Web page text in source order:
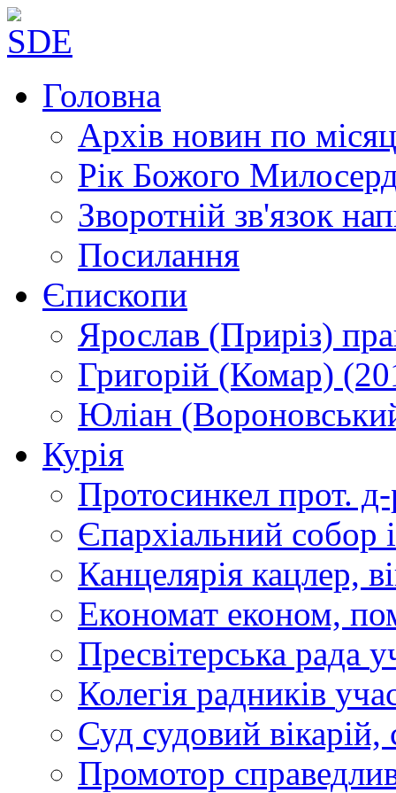
Головна
Архів новин по
Рік Божого
Зворотній зв'язок
Посилання
Єпископи
Ярослав (Приріз)
Григорій (Комар)
Юліан
Курія
Протосинкел прот.
Єпархіальний собор
Канцелярія кацлер,
Економат економ,
Пресвітерська рада
Колегія радників
Суд судовий вікарій,
Промотор